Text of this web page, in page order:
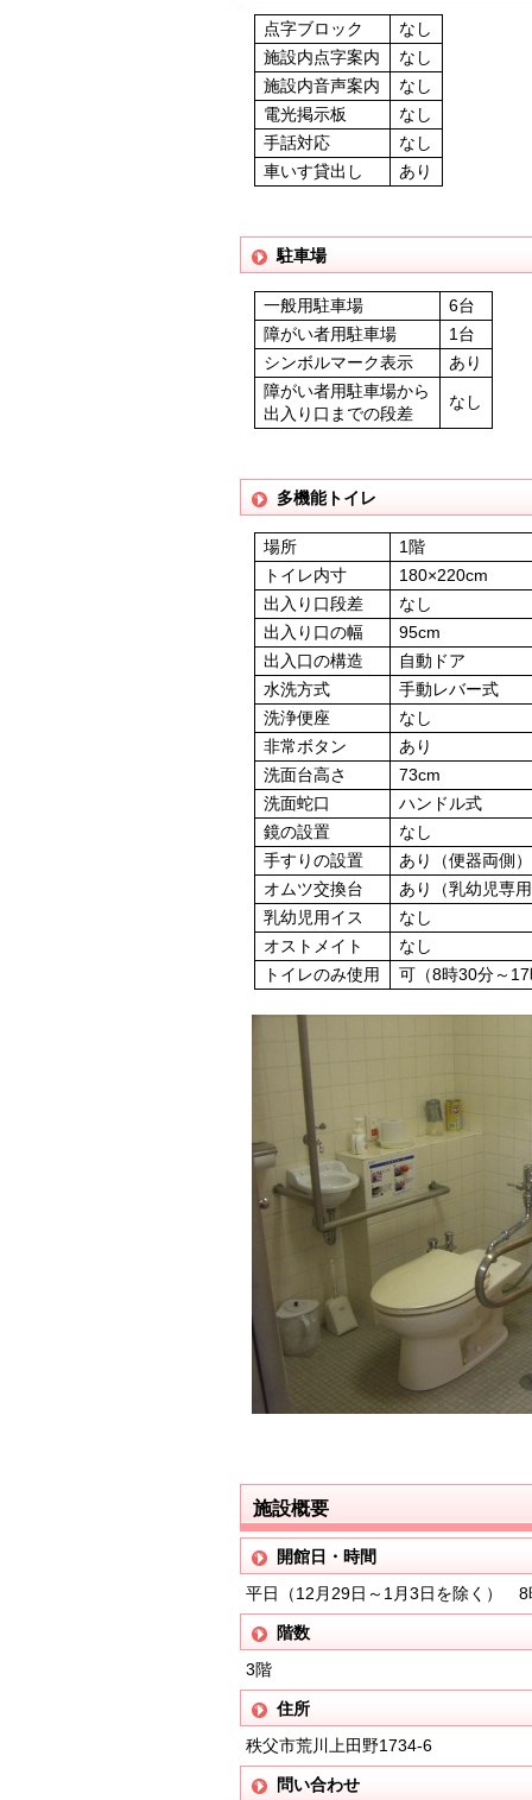
点字ブロック
なし
施設内点字案内
なし
施設内音声案内
なし
電光掲示板
なし
手話対応
なし
車いす貸出し
あり
駐車場
一般用駐車場
6台
障がい者用駐車場
1台
シンボルマーク表示
あり
障がい者用駐車場から
出入り口までの段差
なし
多機能トイレ
場所
1階
トイレ内寸
180×220cm
出入り口段差
なし
出入り口の幅
95cm
出入口の構造
自動ドア
水洗方式
手動レバー式
洗浄便座
なし
非常ボタン
あり
洗面台高さ
73cm
洗面蛇口
ハンドル式
鏡の設置
なし
手すりの設置
あり（便器両側）
オムツ交換台
あり（乳幼児専用
乳幼児用イス
なし
オストメイト
なし
トイレのみ使用
可（8時30分～17
施設概要
開館日・時間
平日（12月29日～1月3日を除く） 8
階数
3階
住所
秩父市荒川上田野1734-6
問い合わせ